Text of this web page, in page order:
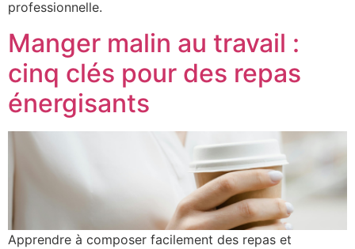
professionnelle.
Manger malin au travail :
cinq clés pour des repas
énergisants
Apprendre à composer facilement des repas et